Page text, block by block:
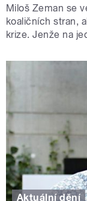
Miloš Zeman se
koaličních stran,
krize. Jenže na
Aktuální dění